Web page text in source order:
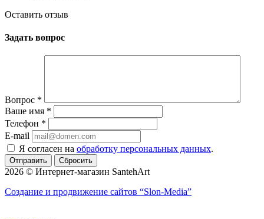
Оставить отзыв
Задать вопрос
Вопрос *
Ваше имя *
Телефон *
E-mail
Я согласен на обработку персональных данных.
Сбросить
2026 © Интернет-магазин SantehArt
Создание и продвижение сайтов “Slon-Media”